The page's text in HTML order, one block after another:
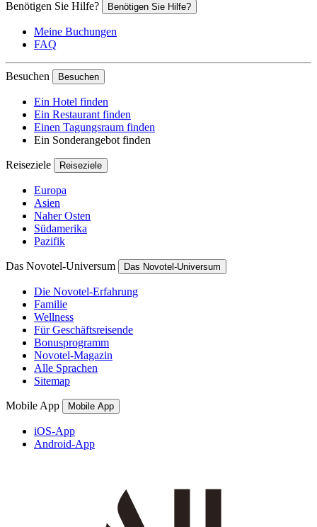
Benötigen Sie Hilfe? Benötigen Sie Hilfe?
Meine Buchungen
FAQ
Besuchen Besuchen
Ein Hotel finden
Ein Restaurant finden
Einen Tagungsraum finden
Ein Sonderangebot finden
Reiseziele Reiseziele
Europa
Asien
Naher Osten
Südamerika
Pazifik
Das Novotel-Universum Das Novotel-Universum
Die Novotel-Erfahrung
Familie
Wellness
Für Geschäftsreisende
Bonusprogramm
Novotel-Magazin
Alle Sprachen
Sitemap
Mobile App Mobile App
iOS-App
Android-App